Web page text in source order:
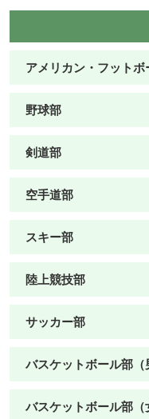
アメリカン・フットボ
野球部
剣道部
空手道部
スキー部
陸上競技部
サッカー部
バスケットボール部（
バスケットボール部（